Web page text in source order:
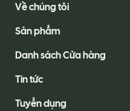
Về chúng tôi
Sản phẩm
Danh sách Cửa hàng
Tin tức
Tuyển dụng